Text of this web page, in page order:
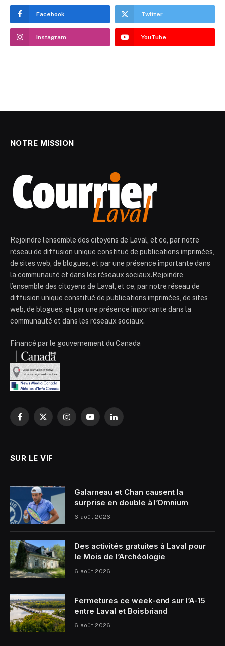
Facebook Twitter
Instagram YouTube
NOTRE MISSION
Rejoindre l’ensemble des citoyens de Laval, et ce, par notre
réseau de diffusion unique constitué de publications imprimées,
de sites web, de blogues, et par une présence importante dans
la communauté et dans les réseaux sociaux.Rejoindre
l’ensemble des citoyens de Laval, et ce, par notre réseau de
diffusion unique constitué de publications imprimées, de sites
web, de blogues, et par une présence importante dans la
communauté et dans les réseaux sociaux.
Financé par le gouvernement du Canada
Facebook
X
InstagramYouTubeLinkedIn
SUR LE VIF
Galarneau et Chan causent la
surprise en double à l’Omnium
6 août 2026
Des activités gratuites à Laval pour
le Mois de l’Archéologie
6 août 2026
Fermetures ce week-end sur l’A-15
entre Laval et Boisbriand
6 août 2026